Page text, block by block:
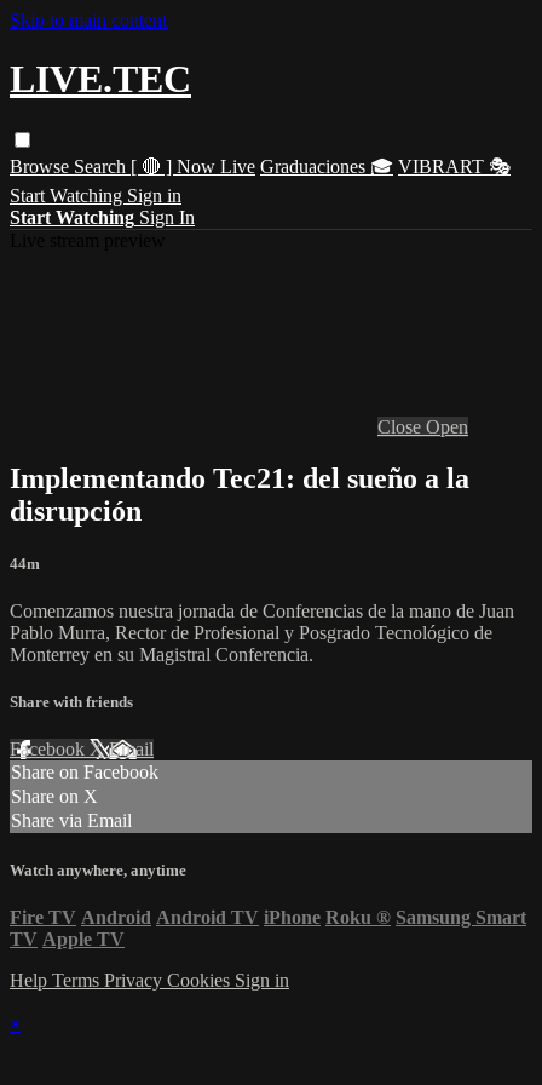
Skip to main content
LIVE.TEC
Browse Search [ 🔴 ] Now Live Graduaciones 🎓 VIBRART 🎭
Start Watching Sign in
Start Watching Sign In
Close Open
Implementando Tec21: del sueño a la
disrupción
44m
Comenzamos nuestra jornada de Conferencias de la mano de Juan
Pablo Murra, Rector de Profesional y Posgrado Tecnológico de
Monterrey en su Magistral Conferencia.
Share with friends
Facebook XEmail
Share on Facebook
Share on X
Share via Email
Watch anywhere, anytime
Fire TV Android Android TV iPhone Roku ® Samsung Smart
TV Apple TV
Help Terms Privacy Cookies Sign in
×